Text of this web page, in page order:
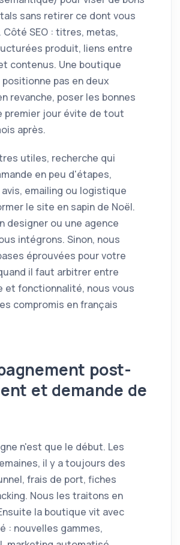
sans retirer ce dont vous
Côté SEO : titres, metas,
produit, liens entre
contenus. Une boutique
pas en deux
revanche, poser les bonnes
premier jour évite de tout
après.
utiles, recherche qui
en peu d'étapes,
emailing ou logistique
le site en sapin de Noël.
designer ou une agence
intégrons. Sinon, nous
éprouvées pour votre
il faut arbitrer entre
et fonctionnalité, nous vous
compromis en français
post-
et demande de
n'est que le début. Les
il y a toujours des
frais de port, fiches
Nous les traitons en
la boutique vit avec
: nouvelles gammes,